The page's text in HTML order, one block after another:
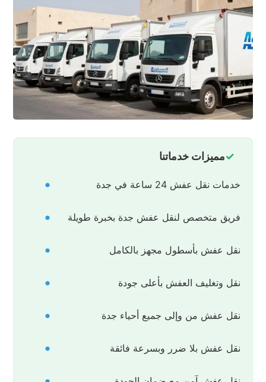
مميزات خدماتنا
خدمات نقل عفش 24 ساعة في جدة
فريق متخصص لنقل عفش جدة بخبرة طويلة
نقل عفش بأسطول مجهز بالكامل
نقل وتغليف العفش بأعلى جودة
نقل عفش من وإلى جميع أحياء جدة
نقل عفش بلا ضرر وبسرعة فائقة